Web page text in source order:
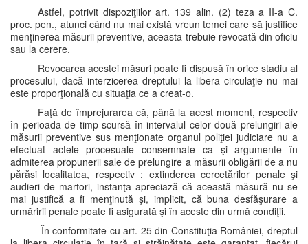
Astfel, potrivit dispoziţiilor art. 139 alin. (2) teza a II-a C.
proc. pen., atunci când nu mai există vreun temei care să justifice
menţinerea măsurii preventive, aceasta trebuie revocată din oficiu
sau la cerere.
Revocarea acestei măsuri poate fi dispusă în orice stadiu al
procesului, dacă interzicerea dreptului la libera circulaţie nu mai
este proporţională cu situaţia ce a creat-o.
Faţă de împrejurarea că, până la acest moment, respectiv
în perioada de timp scursă în intervalul celor două prelungiri ale
măsurii preventive sus menţionate organul poliţiei judiciare nu a
efectuat actele procesuale consemnate ca şi argumente în
admiterea propunerii sale de prelungire a măsurii obligării de a nu
părăsi localitatea, respectiv : extinderea cercetărilor penale şi
audieri de martori, instanţa apreciază că această măsură nu se
mai justifică a fi menţinută şi, implicit, că buna desfăşurare a
urmăririi penale poate fi asigurată şi în aceste din urmă condiţii.
În conformitate cu art. 25 din Constituţia României, dreptul